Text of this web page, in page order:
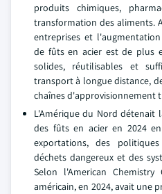
produits chimiques,
transformation des aliments.
entreprises et
de fûts en acier est de plus
solides, réutilisables et
transport à longue distance,
chaînes d'approvisionnement
L'Amérique du Nord détenait
des fûts en acier en 2024
exportations, des
déchets dangereux et des
Selon l'American
américain, en 2024, avait une